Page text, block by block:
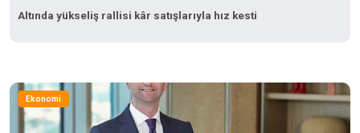
Altında yükseliş rallisi kâr satışlarıyla hız kesti
Ekonomi